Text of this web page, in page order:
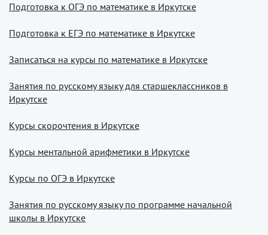
Подготовка к ОГЭ по математике в Иркутске
Подготовка к ЕГЭ по математике в Иркутске
Записаться на курсы по математике в Иркутске
Занятия по русскому языку для старшеклассников в
Иркутске
Курсы скорочтения в Иркутске
Курсы ментальной арифметики в Иркутске
Курсы по ОГЭ в Иркутске
Занятия по русскому языку по программе начальной
школы в Иркутске